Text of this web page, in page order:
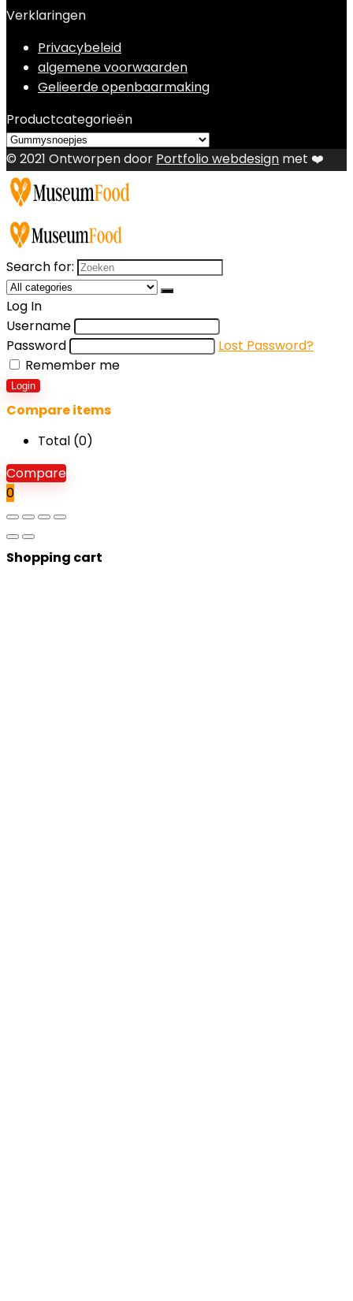
Verklaringen
Privacybeleid
algemene voorwaarden
Gelieerde openbaarmaking
Productcategorieën
© 2021 Ontworpen door Portfolio webdesign met ❤️
Search for:
Log In
Username
Password
Lost Password?
Remember me
Login
Compare items
Total (0)
Compare
0
Shopping cart